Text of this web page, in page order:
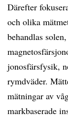
Därefter
och olika
behandlas
jonosfärsfysik,
rymdväder.
mätningar av
markbaserade